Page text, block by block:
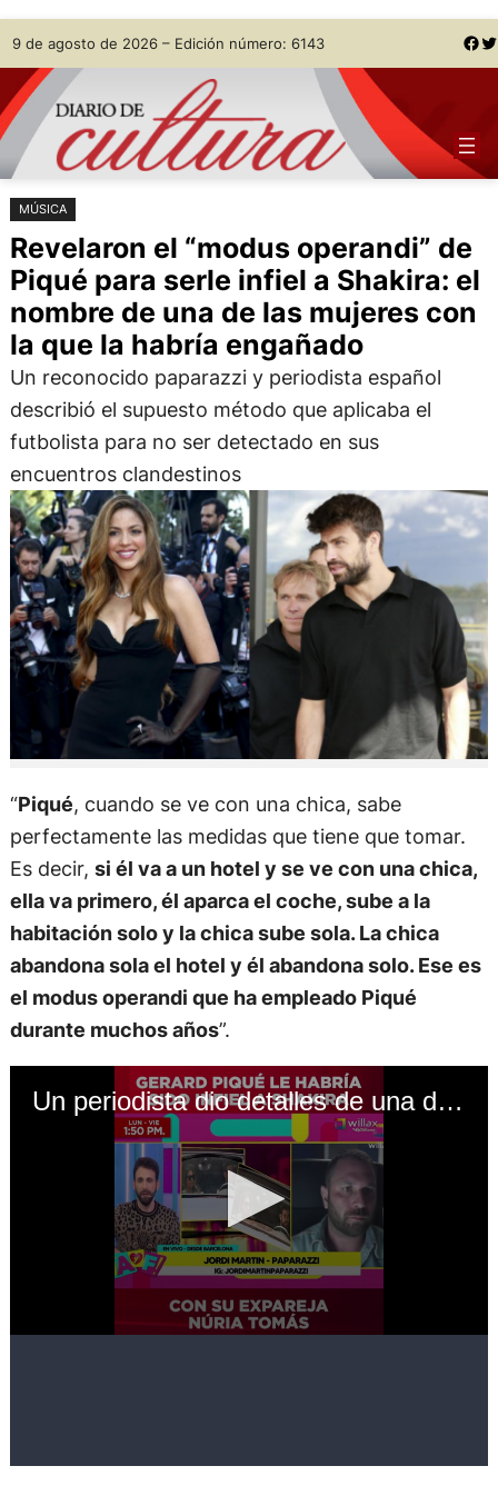
Saltar
al
contenido
Skip
to
content
9 de agosto de 2026 – Edición número: 6143 Facebook Twitter
MÚSICA
Revelaron el “modus operandi” de
Piqué para serle infiel a Shakira: el
nombre de una de las mujeres con
la que la habría engañado
Un reconocido paparazzi y periodista español
describió el supuesto método que aplicaba el
futbolista para no ser detectado en sus
encuentros clandestinos
“Piqué, cuando se ve con una chica, sabe
perfectamente las medidas que tiene que tomar.
Es decir, si él va a un hotel y se ve con una chica,
ella va primero, él aparca el coche, sube a la
habitación solo y la chica sube sola. La chica
abandona sola el hotel y él abandona solo. Ese es
el modus operandi que ha empleado Piqué
durante muchos años”.